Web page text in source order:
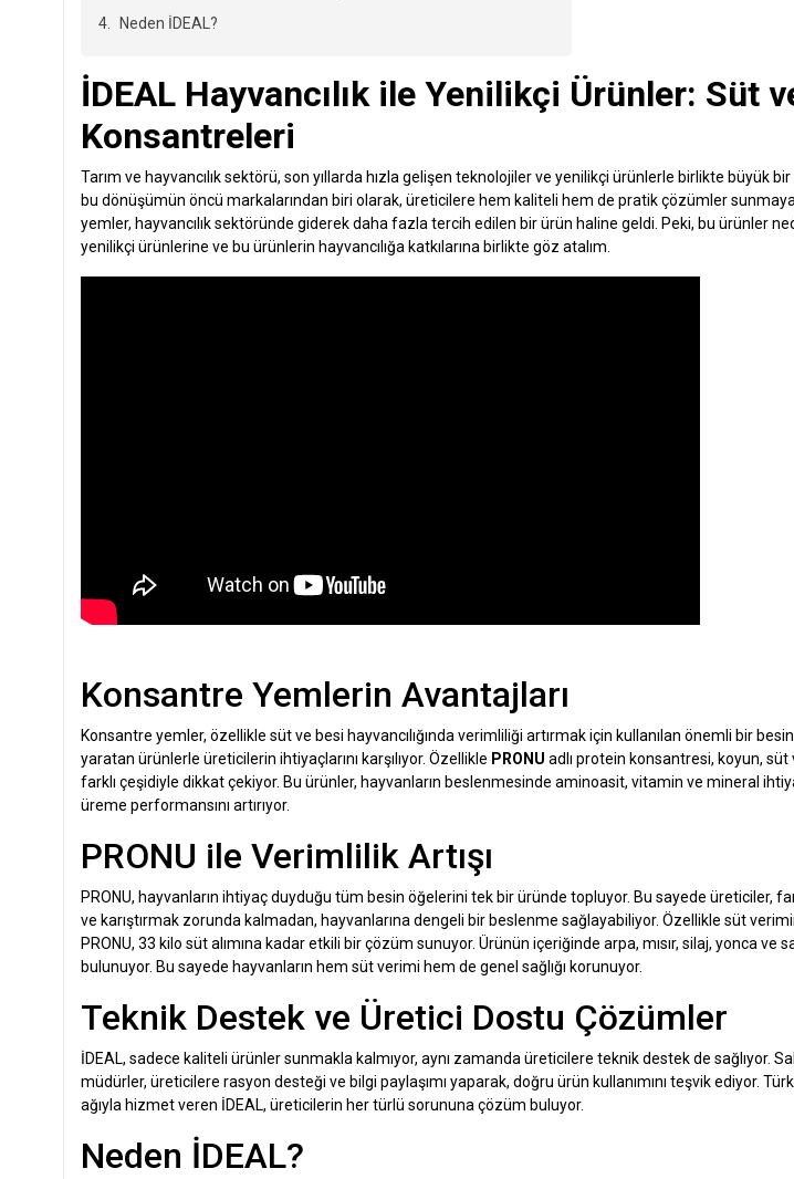
Neden İDEAL?
İDEAL Hayvancılık ile Yenilikçi Ürünler: Süt
Konsantreleri
Tarım ve hayvancılık sektörü, son yıllarda hızla gelişen teknolojiler ve yenilikçi ürünlerle birlikte büyük bir
bu dönüşümün öncü markalarından biri olarak, üreticilere hem kaliteli hem de pratik çözümler
yemler, hayvancılık sektöründe giderek daha fazla tercih edilen bir ürün haline geldi. Peki, bu ürünler
yenilikçi ürünlerine ve bu ürünlerin hayvancılığa katkılarına birlikte göz atalım.
Konsantre Yemlerin Avantajları
Konsantre yemler, özellikle süt ve besi hayvancılığında verimliliği artırmak için kullanılan önemli bir
yaratan ürünlerle üreticilerin ihtiyaçlarını karşılıyor. Özellikle PRONU adlı protein konsantresi, koyun,
farklı çeşidiyle dikkat çekiyor. Bu ürünler, hayvanların beslenmesinde aminoasit, vitamin ve mineral
üreme performansını artırıyor.
PRONU ile Verimlilik Artışı
PRONU, hayvanların ihtiyaç duyduğu tüm besin öğelerini tek bir üründe topluyor. Bu sayede üreticiler,
ve karıştırmak zorunda kalmadan, hayvanlarına dengeli bir beslenme sağlayabiliyor. Özellikle süt
PRONU, 33 kilo süt alımına kadar etkili bir çözüm sunuyor. Ürünün içeriğinde arpa, mısır, silaj, yonca ve
bulunuyor. Bu sayede hayvanların hem süt verimi hem de genel sağlığı korunuyor.
Teknik Destek ve Üretici Dostu Çözümler
İDEAL, sadece kaliteli ürünler sunmakla kalmıyor, aynı zamanda üreticilere teknik destek de sağlıyor.
müdürler, üreticilere rasyon desteği ve bilgi paylaşımı yaparak, doğru ürün kullanımını teşvik ediyor.
ağıyla hizmet veren İDEAL, üreticilerin her türlü sorununa çözüm buluyor.
Neden İDEAL?